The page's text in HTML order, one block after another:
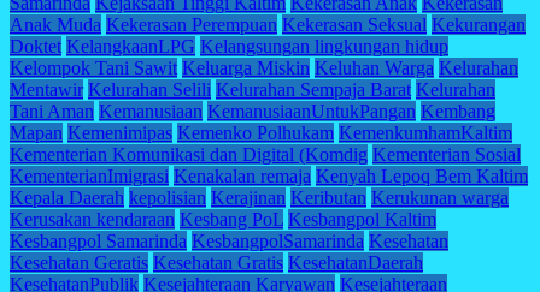
Anak Muda Kekerasan Perempuan Kekerasan Seksual Kekurangan
Doktet KelangkaanLPG Kelangsungan lingkungan hidup
Kelompok Tani Sawit Keluarga Miskin Keluhan Warga Kelurahan
Mentawir Kelurahan Selili Kelurahan Sempaja Barat Kelurahan
Tani Aman Kemanusiaan KemanusiaanUntukPangan Kembang
Mapan Kemenimipas Kemenko Polhukam KemenkumhamKaltim
Kementerian Komunikasi dan Digital (Komdig Kementerian Sosial
KementerianImigrasi Kenakalan remaja Kenyah Lepoq Bem Kaltim
Kepala Daerah kepolisian Kerajinan Keributan Kerukunan warga
Kerusakan kendaraan Kesbang PoL Kesbangpol Kaltim
Kesbangpol Samarinda KesbangpolSamarinda Kesehatan
Kesehatan Geratis Kesehatan Gratis KesehatanDaerah
KesehatanPublik Kesejahteraan Karyawan Kesejahteraan